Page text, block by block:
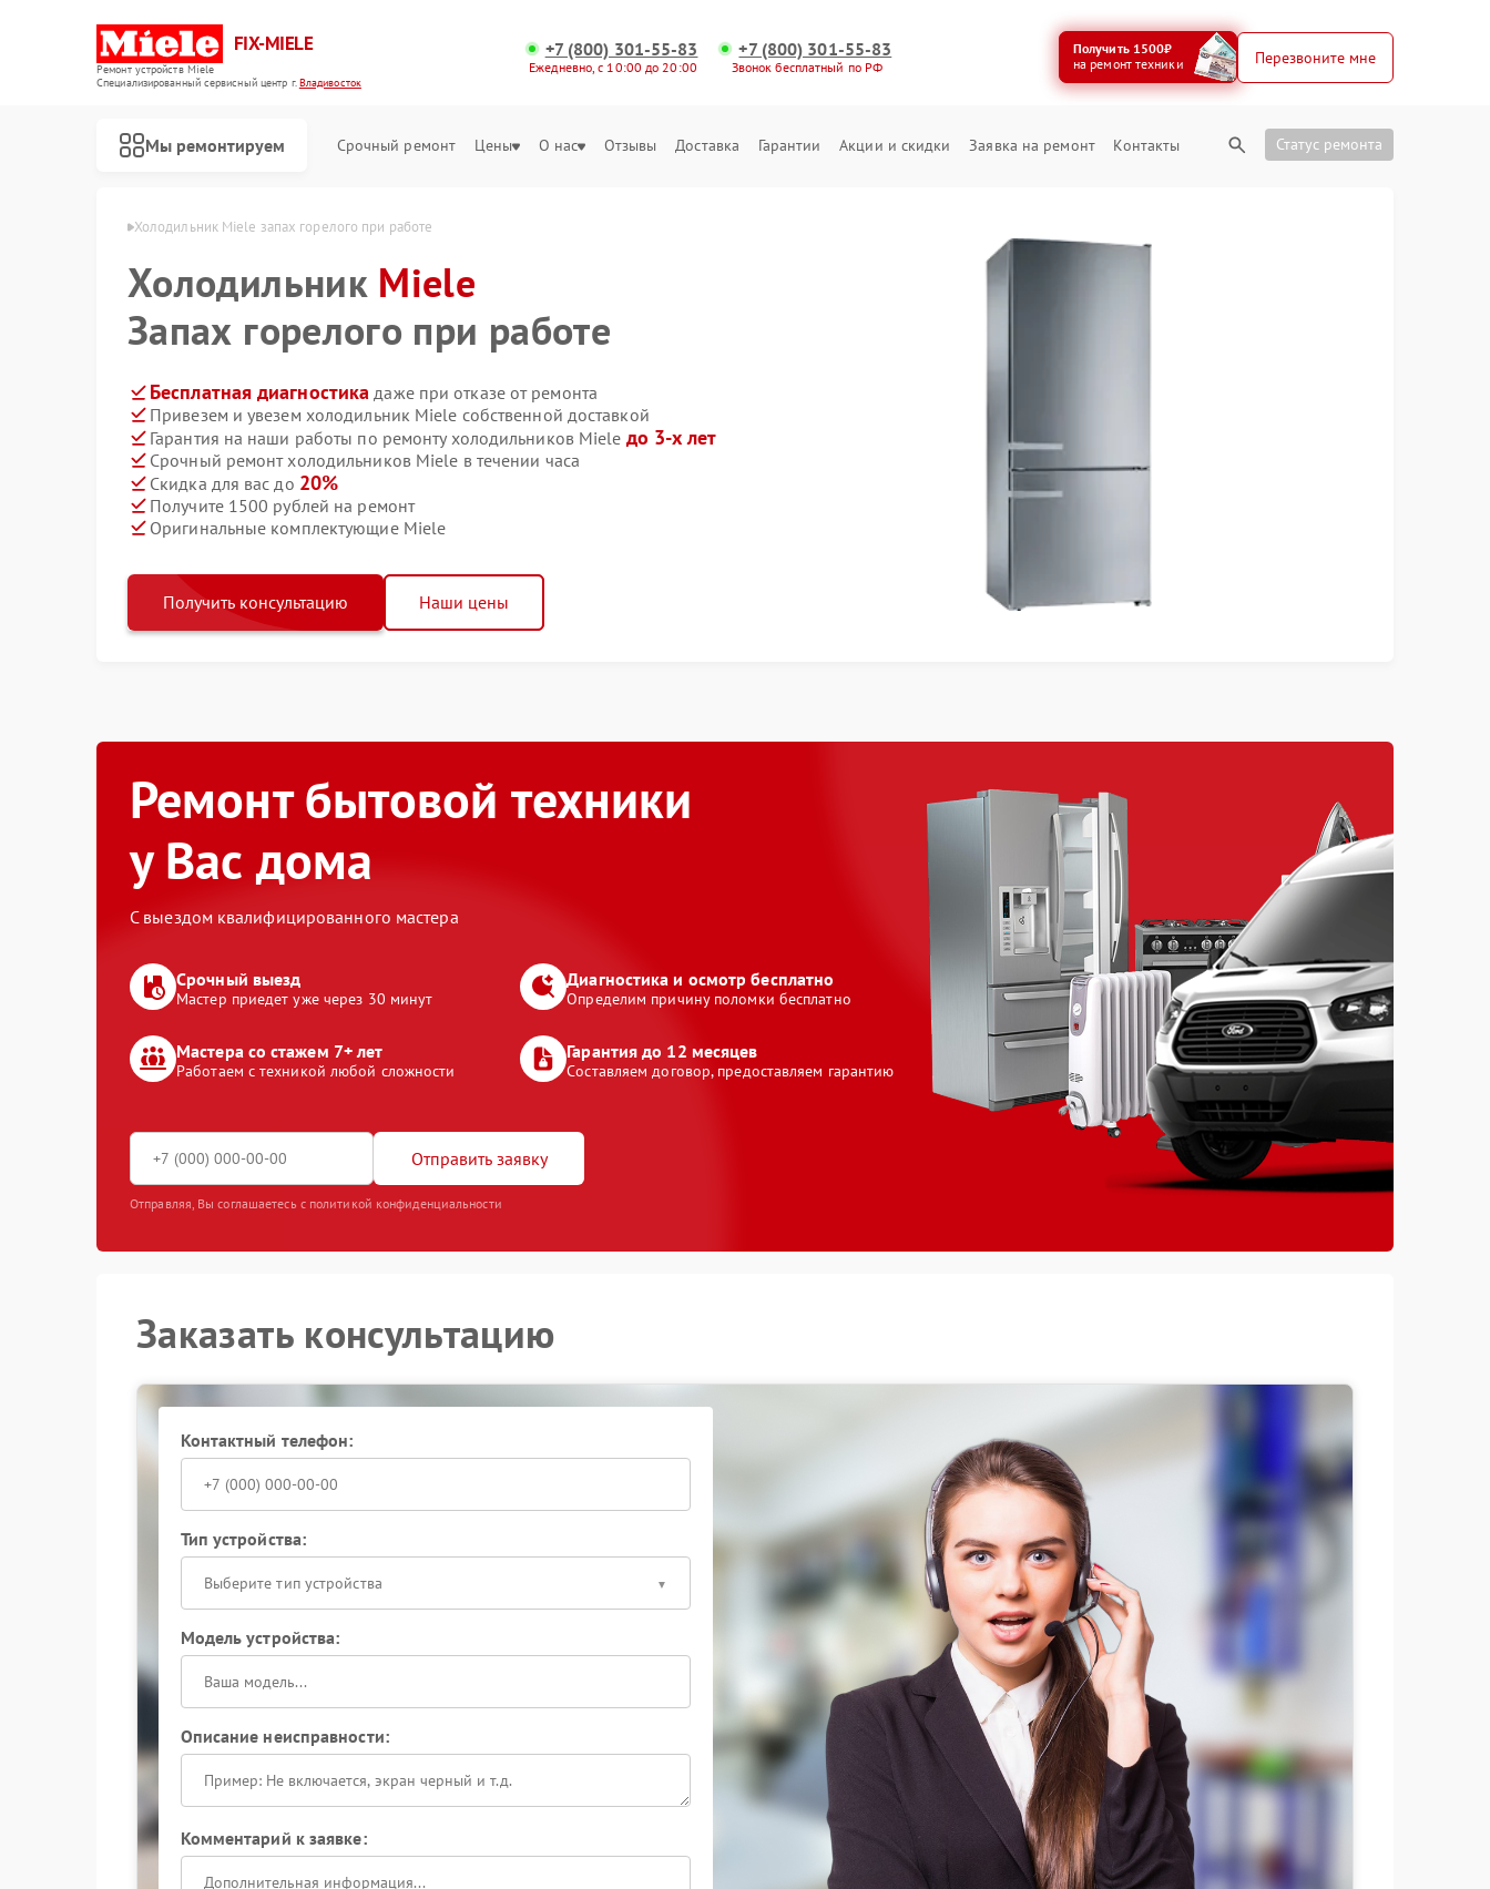
FIX-MIELE
Ремонт устройств Miele
Специализированный cервисный центр г.Владивосток
+7 (800) 301-55-83
Ежедневно, с 10:00 до 20:00
+7 (800) 301-55-83
Звонок бесплатный по РФ
Получить 1500₽
на ремонт техники
Перезвоните мне
Мы ремонтируем Срочный ремонт Цены О нас Отзывы Доставка Гарантии Акции и скидки Заявка на ремонт Контакты Статус ремонта
Холодильник Miele запах горелого при работе
Холодильник Miele
Запах горелого при работе
Бесплатная диагностика даже при отказе от ремонта
Привезем и увезем холодильник Miele собственной доставкой
Гарантия на наши работы по ремонту холодильников Miele до 3-х лет
Срочный ремонт холодильников Miele в течении часа
Скидка для вас до 20%
Получите 1500 рублей на ремонт
Оригинальные комплектующие Miele
Получить консультацию Наши цены
Ремонт бытовой техники
у Вас дома
С выездом квалифицированного мастера
Срочный выезд
Мастер приедет уже через 30 минут
Диагностика и осмотр бесплатно
Определим причину поломки бесплатно
Мастера со стажем 7+ лет
Работаем с техникой любой сложности
Гарантия до 12 месяцев
Составляем договор, предоставляем гарантию
Отправить заявку
Отправляя, Вы соглашаетесь с политикой конфиденциальности
Заказать консультацию
Контактный телефон:
Тип устройства:
Выберите тип устройства
Модель устройства:
Описание неисправности:
Комментарий к заявке: